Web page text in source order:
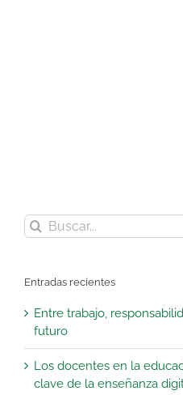
Buscar:
Entradas recientes
Entre trabajo,
futuro
Los docentes en la
clave de la enseñanza